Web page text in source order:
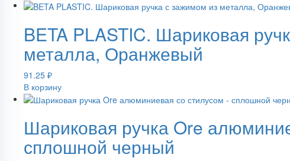
BETA PLASTIC. Шариковая
металла, Оранжевый
91.25 ₽
В корзину
Шариковая ручка Ore
сплошной черный